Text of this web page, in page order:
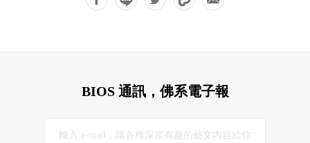
BIOS 通訊，佛系電子報